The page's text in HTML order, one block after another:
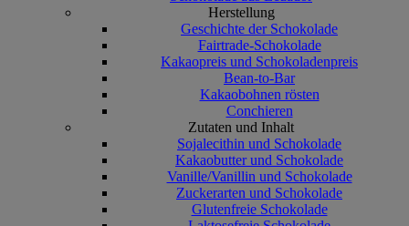
Herstellung
Geschichte der Schokolade
Fairtrade-Schokolade
Kakaopreis und Schokoladenpreis
Bean-to-Bar
Kakaobohnen rösten
Conchieren
Zutaten und Inhalt
Sojalecithin und Schokolade
Kakaobutter und Schokolade
Vanille/Vanillin und Schokolade
Zuckerarten und Schokolade
Glutenfreie Schokolade